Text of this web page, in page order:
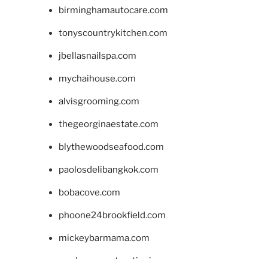
birminghamautocare.com
tonyscountrykitchen.com
jbellasnailspa.com
mychaihouse.com
alvisgrooming.com
thegeorginaestate.com
blythewoodseafood.com
paolosdelibangkok.com
bobacove.com
phoone24brookfield.com
mickeybarmama.com